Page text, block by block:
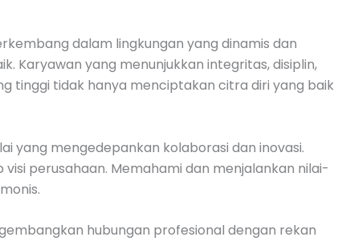
dalam lingkungan yang dinamis dan
Karyawan yang menunjukkan integritas, disiplin,
tinggi tidak hanya menciptakan citra diri yang baik
yang mengedepankan kolaborasi dan inovasi.
perusahaan. Memahami dan menjalankan nilai-
hubungan profesional dengan rekan